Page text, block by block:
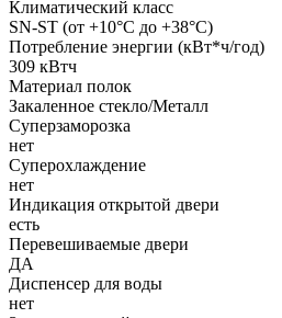
Климатический класс
SN-ST (от +10°С до +38°С)
Потребление энергии (кВт*ч/год)
309 кВтч
Материал полок
Закаленное стекло/Металл
Суперзаморозка
нет
Суперохлаждение
нет
Индикация открытой двери
есть
Перевешиваемые двери
ДА
Диспенсер для воды
нет